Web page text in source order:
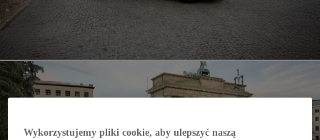
Wykorzystujemy pliki cookie, aby ulepszyć naszą